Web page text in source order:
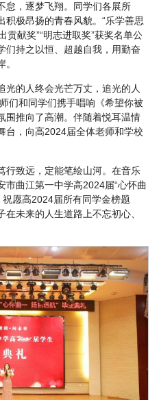
怠，逐梦飞翔。同学们各展所
极昂扬的青春风貌。“乐学善思
贡献奖”“明志进取奖”获奖名单公
们持之以恒、超越自我，用勤奋
光的人终会光芒万丈，追光的人
们和同学们携手唱响《希望你被
围推向了高潮。伴随着悦耳温情
台，向高2024届全体老师和学校
行致远，定能笔绘山河。在音乐
曲江第一中学高2024届“心怀曲
愿高2024届所有同学金榜题
未来的人生道路上不忘初心、